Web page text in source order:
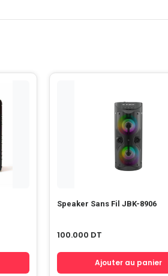
Speaker Sans Fil JBK-8906
100.000 DT
Ajouter au panier